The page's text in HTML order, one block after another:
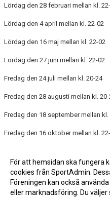
Lördag den 28 februari mellan kl.
Lördag den 4 april mellan kl. 22-02
Lördag den 16 maj mellan kl. 22-02
Lördag den 27 juni mellan kl. 22-02
Fredag den 24 juli mellan kl. 20-24
Fredag den 28 augusti mellan kl.
Fredag den 18 september mellan kl.
Fredag den 16 oktober mellan kl.
Vi, tillsammans!
För att hemsidan ska fungera
cookies från SportAdmin.
Föreningen kan också
eller marknadsföring. Du väljer